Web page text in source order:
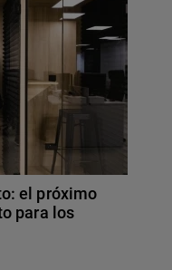
el próximo
para los